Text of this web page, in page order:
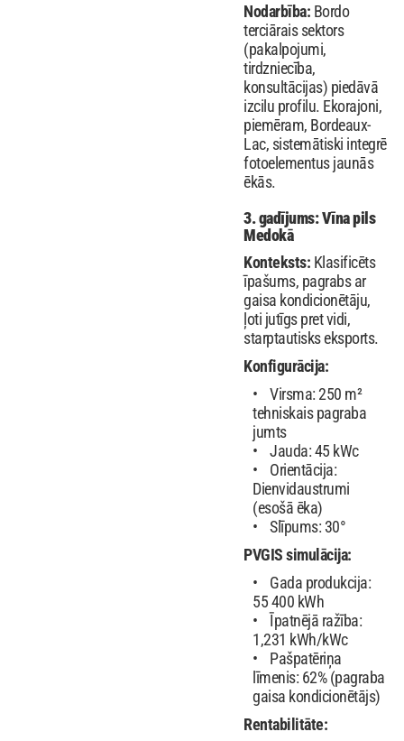
Nodarbība: Bordo
terciārais sektors
(pakalpojumi,
tirdzniecība,
konsultācijas) piedāvā
izcilu profilu. Ekorajoni,
piemēram, Bordeaux-
Lac, sistemātiski integrē
fotoelementus jaunās
ēkās.
3. gadījums: Vīna pils
Medokā
Konteksts: Klasificēts
īpašums, pagrabs ar
gaisa kondicionētāju,
ļoti jutīgs pret vidi,
starptautisks eksports.
Konfigurācija:
Virsma: 250 m²
tehniskais pagraba
jumts
Jauda: 45 kWc
Orientācija:
Dienvidaustrumi
(esošā ēka)
Slīpums: 30°
PVGIS simulācija:
Gada produkcija:
55 400 kWh
Īpatnējā ražība:
1,231 kWh/kWc
Pašpatēriņa
līmenis: 62% (pagraba
gaisa kondicionētājs)
Rentabilitāte: